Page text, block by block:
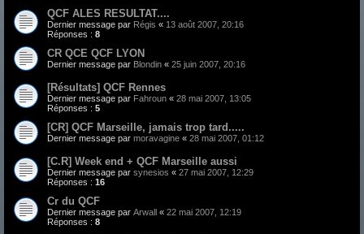
QCF ALES RESULTAT....
Dernier message par Régis « 13 août 2007, 20:16
Réponses : 8
CR QCE QCF LYON
Dernier message par Blondin « 25 juin 2007, 20:16
[Résultats] QCF Rennes
Dernier message par Fahroun « 28 mai 2007, 13:05
Réponses : 5
[CR] QCF Marseille, jamais trop tard.....
Dernier message par moravagine « 28 mai 2007, 01:12
[C.R] Week end + QCF Marseille aussi
Dernier message par synesios « 27 mai 2007, 12:29
Réponses : 16
Cr du QCF
Dernier message par Arwall « 22 mai 2007, 12:19
Réponses : 8